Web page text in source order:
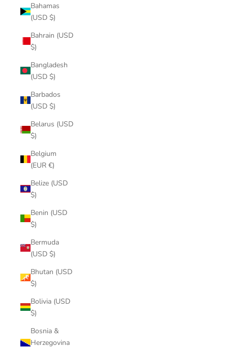
Bahamas
(USD $)
Bahrain (USD
$)
Bangladesh
(USD $)
Barbados
(USD $)
Belarus (USD
$)
Belgium
(EUR €)
Belize (USD
$)
Benin (USD
$)
Bermuda
(USD $)
Bhutan (USD
$)
Bolivia (USD
$)
Bosnia &
Herzegovina